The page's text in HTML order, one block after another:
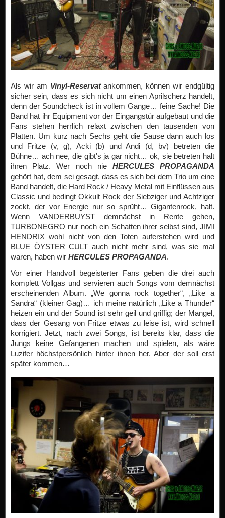
Als wir am Vinyl-Reservatankommen, können wir endgültig
sicher sein, dass es sich nicht um einen Aprilscherz handelt,
denn der Soundcheck ist in vollem Gange… feine Sache! Die
Band hat ihr Equipment vor der Eingangstür aufgebaut und die
Fans stehen herrlich relaxt zwischen den tausenden von
Platten. Um kurz nach Sechs geht die Sause dann auch los
und Fritze (v, g), Acki (b) und Andi (d, bv) betreten die
Bühne… ach nee, die gibt′s ja gar nicht… ok, sie betreten halt
ihren Platz. Wer noch nie HERCULES PROPAGANDA
gehört hat, dem sei gesagt, dass es sich bei dem Trio um eine
Band handelt, die Hard Rock / Heavy Metal mit Einflüssen aus
Classic und bedingt Okkult Rock der Siebziger und Achtziger
zockt, der vor Energie nur so sprüht… Gigantenrock, halt.
Wenn VANDERBUYST demnächst in Rente gehen,
TURBONEGRO nur noch ein Schatten ihrer selbst sind, JIMI
HENDRIX wohl nicht von den Toten auferstehen wird und
BLUE ÖYSTER CULT auch nicht mehr sind, was sie mal
waren, haben wir HERCULES PROPAGANDA.
Vor einer Handvoll begeisterter Fans geben die drei auch
komplett Vollgas und servieren auch Songs vom demnächst
erscheinenden Album. „We gonna rock together“, „Like a
Sandra“ (kleiner Gag)… ich meine natürlich „Like a Thunder“
heizen ein und der Sound ist sehr geil und griffig; der Mangel,
dass der Gesang von Fritze etwas zu leise ist, wird schnell
korrigiert. Jetzt, nach zwei Songs, ist bereits klar, dass die
Jungs keine Gefangenen machen und spielen, als wäre
Luzifer höchstpersönlich hinter ihnen her. Aber der soll erst
später kommen…